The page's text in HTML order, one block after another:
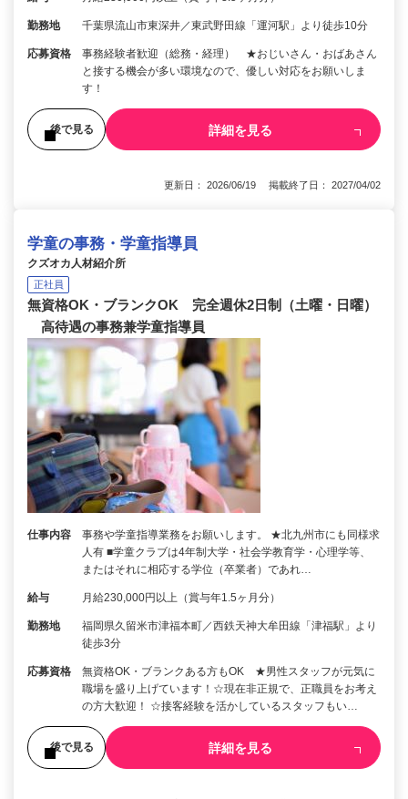
勤務地 千葉県流山市東深井／東武野田線「運河駅」より徒歩10分
応募資格
事務経験者歓迎（総務・経理） ★おじいさん・おばあさん
と接する機会が多い環境なので、優しい対応をお願いしま
す！
後で見る 詳細を見る
更新日： 2026/06/19 掲載終了日： 2027/04/02
学童の事務・学童指導員
クズオカ人材紹介所
正社員
無資格OK・ブランクOK 完全週休2日制（土曜・日曜）
高待遇の事務兼学童指導員
仕事内容
事務や学童指導業務をお願いします。 ★北九州市にも同様求
人有 ■学童クラブは4年制大学・社会学教育学・心理学等、
またはそれに相応する学位（卒業者）であれ…
給与 月給230,000円以上（賞与年1.5ヶ月分）
勤務地
福岡県久留米市津福本町／西鉄天神大牟田線「津福駅」より
徒歩3分
応募資格
無資格OK・ブランクある方もOK ★男性スタッフが元気に
職場を盛り上げています！☆現在非正規で、正職員をお考え
の方大歓迎！ ☆接客経験を活かしているスタッフもい…
後で見る 詳細を見る